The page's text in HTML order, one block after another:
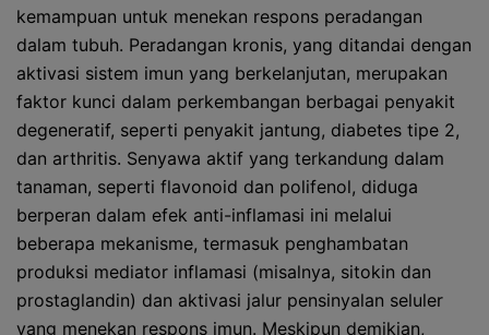
kemampuan untuk menekan respons peradangan
dalam tubuh. Peradangan kronis, yang ditandai dengan
aktivasi sistem imun yang berkelanjutan, merupakan
faktor kunci dalam perkembangan berbagai penyakit
degeneratif, seperti penyakit jantung, diabetes tipe 2,
dan arthritis. Senyawa aktif yang terkandung dalam
tanaman, seperti flavonoid dan polifenol, diduga
berperan dalam efek anti-inflamasi ini melalui
beberapa mekanisme, termasuk penghambatan
produksi mediator inflamasi (misalnya, sitokin dan
prostaglandin) dan aktivasi jalur pensinyalan seluler
yang menekan respons imun. Meskipun demikian,